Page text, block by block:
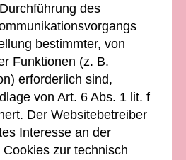
des
bestimmter, von
Funktionen (z. B.
erforderlich sind,
von Art. 6 Abs. 1 lit. f
Der Websitebetreiber
Interesse an der
zur technisch